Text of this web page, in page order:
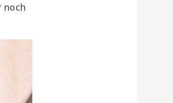
noch